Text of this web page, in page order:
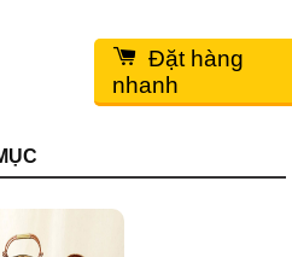
Đặt hàng
nhanh